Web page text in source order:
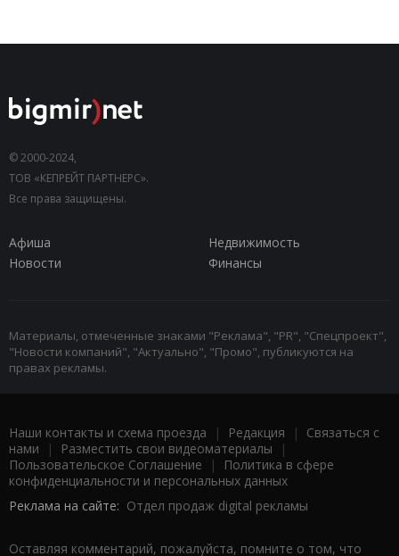
© 2000-2024,
ТОВ «КЕПРЕЙТ ПАРТНЕРС».
Все права защищены.
Афиша
Недвижимость
Новости
Финансы
Материалы, отмеченные знаками "Реклама", "PR", "Спецпроект",
"Новости компаний", "Актуально", "Промо", публикуются на
правах рекламы.
Наши контакты и схема проезда | Редакция | Связаться с
нами | Разместить свои видеоматериалы |
Пользовательское Соглашение |
Политика в сфере
конфиденциальности и персональных данных
Реклама на сайте: Отдел продаж digital рекламы
Оставляя комментарий, пожалуйста, помните о том, что